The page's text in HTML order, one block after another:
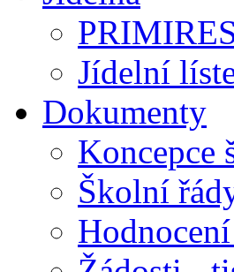
Jídelní
Dokumenty
Koncepce
Školní